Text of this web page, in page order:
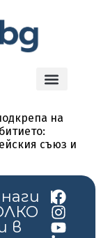
на
съюз и
в
|